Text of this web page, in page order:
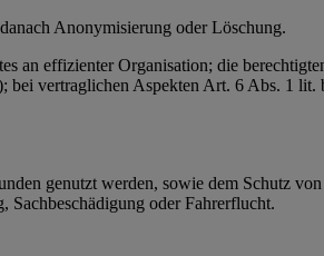
Anonymisierung oder Löschung.
an effizienter Organisation; die
bei vertraglichen Aspekten Art. 6 Abs. 1
genutzt werden, sowie dem Schutz
oder Fahrerflucht.